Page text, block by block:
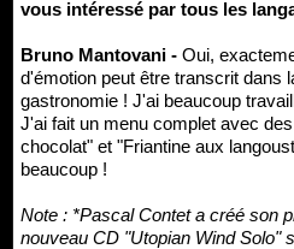
vous intéressé par tous les
Bruno Mantovani - Oui,
d'émotion peut être transcrit dans
gastronomie ! J'ai beaucoup
J'ai fait un menu complet avec
chocolat" et "Friantine aux
beaucoup !
Note : *Pascal Contet a créé son
nouveau CD "Utopian Wind Solo"